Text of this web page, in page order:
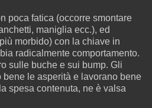
poca fatica (occorre smontare
maniglia ecc.), ed
morbido) con la chiave in
radicalmente comportamento.
sulle buche e sui bump. Gli
le asperità e lavorano bene
spesa contenuta, ne è valsa